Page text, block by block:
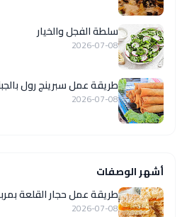
سلطة الفجل والخيار
2026-07-08
طريقة عمل سبرينج رول
2026-07-08
أشهر الوصفات
طريقة عمل حجار القلعة
2026-07-08